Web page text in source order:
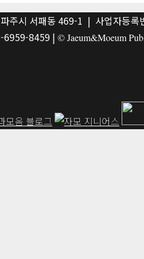
주시 서패동 469-1 | 사업자등
6959-8459 | © Jaeum&Moeum